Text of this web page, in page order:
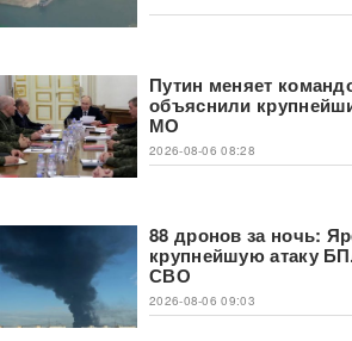
Путин меняет
объяснили
МО
2026-08-06 08:28
88 дронов за ночь:
крупнейшую атаку
СВО
2026-08-06 09:03